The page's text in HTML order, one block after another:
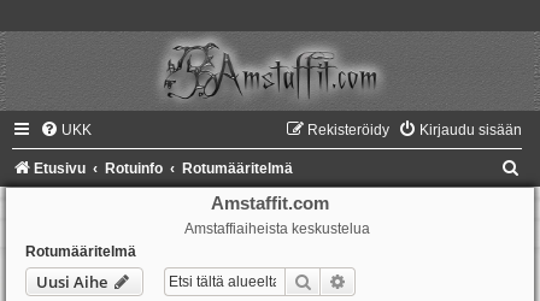
UKK Kirjaudu sisään
Rekisteröidy
Etusivu Rotuinfo Rotumääritelmä
Amstaffit.com
Amstaffiaiheista keskustelua
Rotumääritelmä
Uusi Aihe Etsi